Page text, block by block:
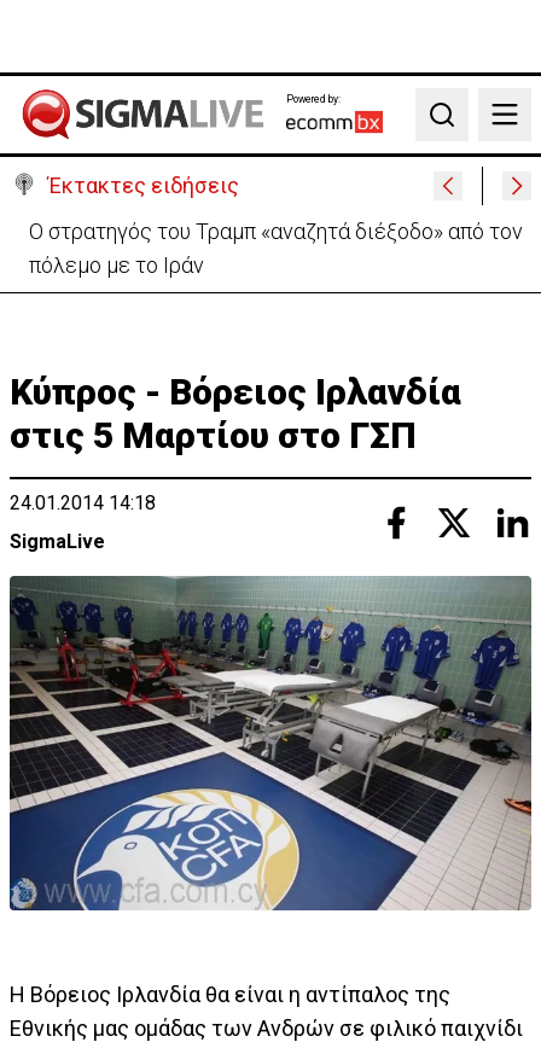
Powered by:
Search
Έκτακτες ειδήσεις
Απόπειρα φόνου σε μοναστήρι: 6ημερη κράτηση
στον μοναχό – Τι προηγήθηκε
Κύπρος - Βόρειος Ιρλανδία
στις 5 Μαρτίου στο ΓΣΠ
24.01.2014 14:18
SigmaLive
Η Βόρειος Ιρλανδία θα είναι η αντίπαλος της
Εθνικής μας ομάδας των Ανδρών σε φιλικό παιχνίδι